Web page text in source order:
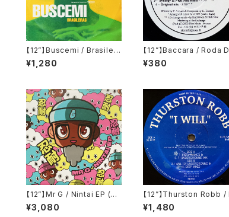
【12”】Buscemi / Brasileir
as (Downsall Plastics)
(DSL 042)
¥1,280
【12”】Baccara / Roda
Vida (Nice Music)
63000)
¥380
【12”】Mr G / Nintai EP (Ph
oenix G.) (PG077)
¥3,080
【12”】Thurston Robb /
Will (Acacia Records)
R021)
¥1,480